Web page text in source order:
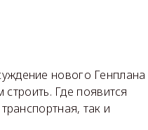
нового Генплана
Где появится
так и